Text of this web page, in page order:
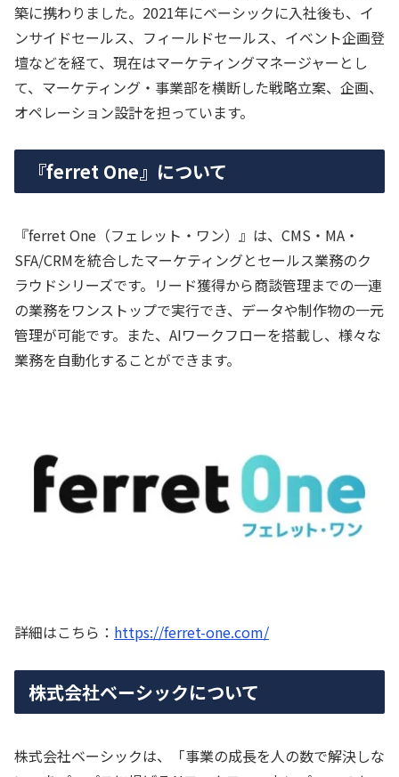
築に携わりました。2021年にベーシックに入社後も、イ
ンサイドセールス、フィールドセールス、イベント企画登
壇などを経て、現在はマーケティングマネージャーとし
て、マーケティング・事業部を横断した戦略立案、企画、
オペレーション設計を担っています。
『ferret One』について
『ferret One（フェレット・ワン）』は、CMS・MA・
SFA/CRMを統合したマーケティングとセールス業務のク
ラウドシリーズです。リード獲得から商談管理までの一連
の業務をワンストップで実行でき、データや制作物の一元
管理が可能です。また、AIワークフローを搭載し、様々な
業務を自動化することができます。
詳細はこちら： https://ferret-one.com/
株式会社ベーシックについて
株式会社ベーシックは、「事業の成長を人の数で解決しな